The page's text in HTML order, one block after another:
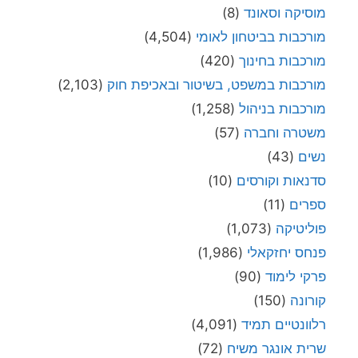
מוסיקה וסאונד (8)
מורכבות בביטחון לאומי (4,504)
מורכבות בחינוך (420)
מורכבות במשפט, בשיטור ובאכיפת חוק (2,103)
מורכבות בניהול (1,258)
משטרה וחברה (57)
נשים (43)
סדנאות וקורסים (10)
ספרים (11)
פוליטיקה (1,073)
פנחס יחזקאלי (1,986)
פרקי לימוד (90)
קורונה (150)
רלוונטיים תמיד (4,091)
שרית אונגר משיח (72)